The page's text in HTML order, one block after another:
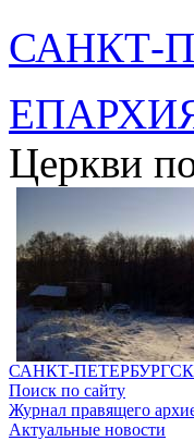
САНКТ-
Церкви
САНКТ-
Поиск по сайту
Журнал правящего
Актуальные новости